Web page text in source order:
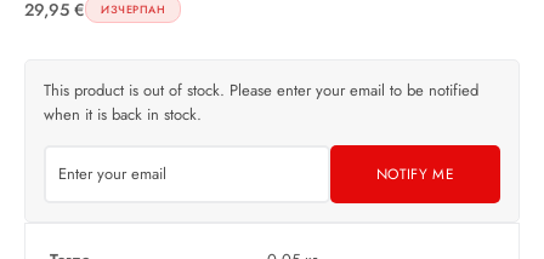
29,95 € ИЗЧЕРПАН
This product is out of stock. Please enter your email to be notified
when it is back in stock.
NOTIFY ME